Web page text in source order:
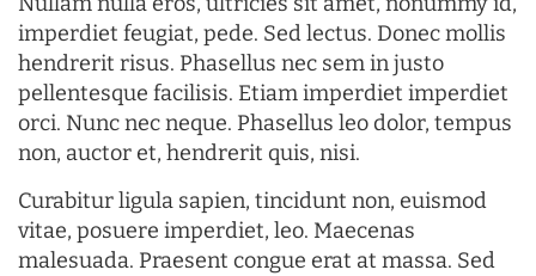
imperdiet feugiat, pede. Sed lectus. Donec mollis
hendrerit risus. Phasellus nec sem in justo
pellentesque facilisis. Etiam imperdiet imperdiet
orci. Nunc nec neque. Phasellus leo dolor, tempus
non, auctor et, hendrerit quis, nisi.
Curabitur ligula sapien, tincidunt non, euismod
vitae, posuere imperdiet, leo. Maecenas
malesuada. Praesent congue erat at massa. Sed